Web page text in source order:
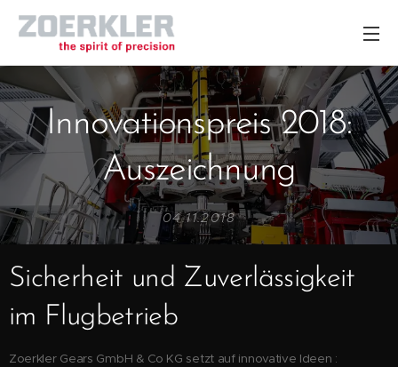
Innovationspreis 2018:
Auszeichnung
04.11.2018
Sicherheit und Zuverlässigkeit
im Flugbetrieb
Zoerkler Gears GmbH & Co KG setzt auf innovative Ideen :